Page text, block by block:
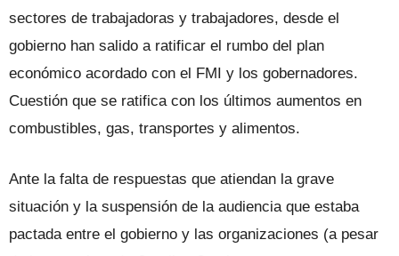
sectores de trabajadoras y trabajadores, desde el
gobierno han salido a ratificar el rumbo del plan
económico acordado con el FMI y los gobernadores.
Cuestión que se ratifica con los últimos aumentos en
combustibles, gas, transportes y alimentos.
Ante la falta de respuestas que atiendan la grave
situación y la suspensión de la audiencia que estaba
pactada entre el gobierno y las organizaciones (a pesar